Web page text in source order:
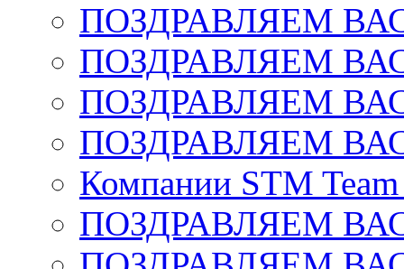
ПОЗДРАВЛЯЕМ
ПОЗДРАВЛЯЕМ
ПОЗДРАВЛЯЕМ
ПОЗДРАВЛЯЕМ
Компании STM Team
ПОЗДРАВЛЯЕМ